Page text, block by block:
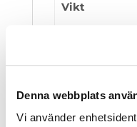
Denna webbplats
Vi använder
Vikt